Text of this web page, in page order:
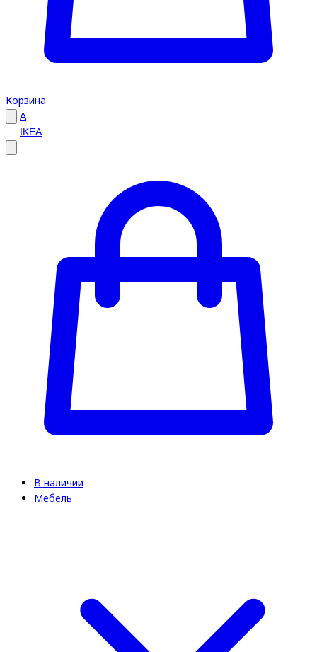
Корзина
A
IKEA
В наличии
Мебель